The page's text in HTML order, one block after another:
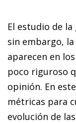
El estudio de
sin em­­bar­­go,
aparecen en
poco riguroso
opinión. En
métricas para
evolución de